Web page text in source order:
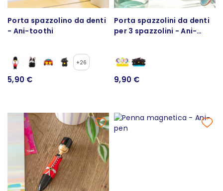
Porta spazzolino da denti
- Ani-toothi
+26
5,90 €
Porta spazzolini da denti
per 3 spazzolini - Ani-
9,90 €